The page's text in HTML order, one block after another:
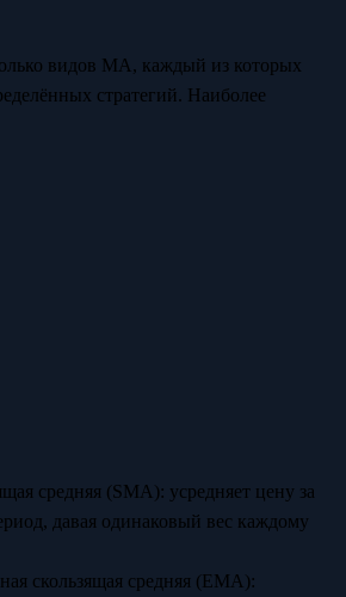
видов МА, каждый из которых
стратегий. Наиболее
средняя (SMA): усредняет цену за
давая одинаковый вес каждому
скользящая средняя (EMA):